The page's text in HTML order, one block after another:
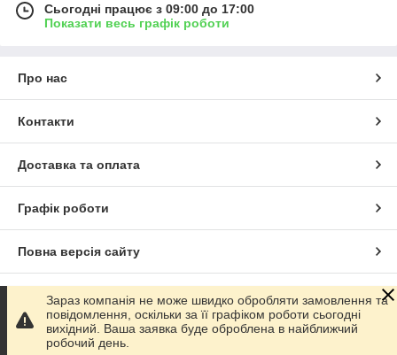
Сьогодні працює з 09:00 до 17:00
Показати весь графік роботи
Про нас
Контакти
Доставка та оплата
Графік роботи
Повна версія сайту
Сайт створено на маркетплейсі Prom.ua
Політика конфіденційності
Зараз компанія не може швидко обробляти замовлення та
повідомлення, оскільки за її графіком роботи сьогодні
вихідний. Ваша заявка буде оброблена в найближчий
робочий день.